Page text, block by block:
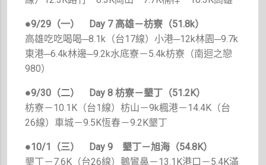
●9/29（一）
Day 7 高雄－枋寮（51.8k）
高雄吃吃喝喝─8.1k（台17線）小港─12k林園─9.7k
東港─6.4k林邊─9.2k水底寮－5.4k枋寮（南迴之戀
980）
●9/30（二）
Day 8 枋寮－墾丁（51.2K）
枋寮－10.1K（台1線）枋山－9k楓港－14.4K（台
26線）車城－9.5K恆春－9.2K墾丁
●10/1（三）
Day 9 墾丁－旭海（54.8K）
墾丁－7.6K（台26線）鵝鸞鼻－13.1K港口－5.4K滿